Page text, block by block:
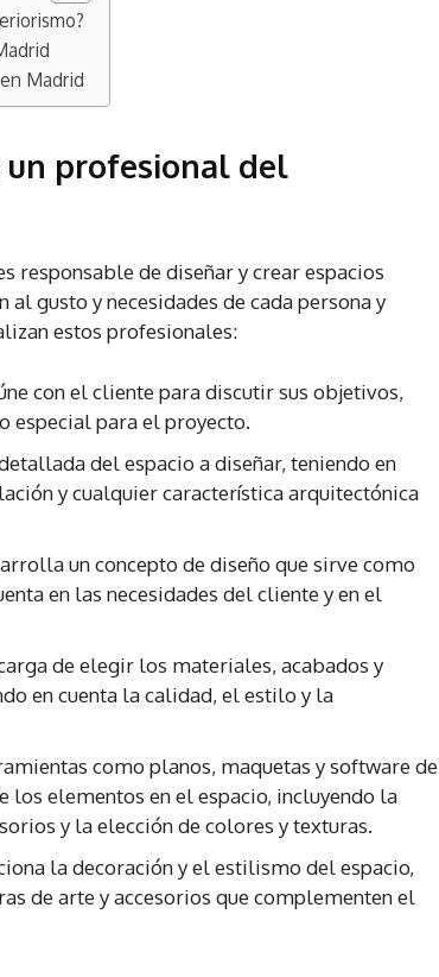
Madrid
un profesional del
responsable de diseñar y crear espacios
gusto y necesidades de cada persona y
estos profesionales:
con el cliente para discutir sus objetivos,
especial para el proyecto.
del espacio a diseñar, teniendo en
y cualquier característica arquitectónica
un concepto de diseño que sirve como
en las necesidades del cliente y en el
de elegir los materiales, acabados y
en cuenta la calidad, el estilo y la
como planos, maquetas y software de
elementos en el espacio, incluyendo la
y la elección de colores y texturas.
la decoración y el estilismo del espacio,
de arte y accesorios que complementen el